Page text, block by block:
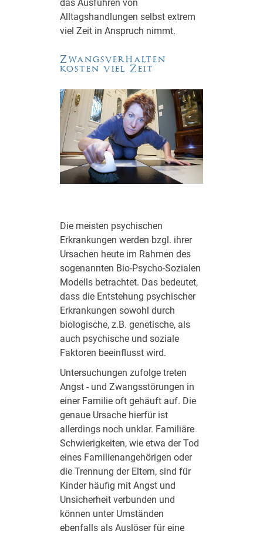
das Ausführen von
Alltagshandlungen selbst extrem
viel Zeit in Anspruch nimmt.
Zwangsverhalten
kosten viel Zeit
Die meisten psychischen
Erkrankungen werden bzgl. ihrer
Ursachen heute im Rahmen des
sogenannten Bio-Psycho-Sozialen
Modells betrachtet. Das bedeutet,
dass die Entstehung psychischer
Erkrankungen sowohl durch
biologische, z.B. genetische, als
auch psychische und soziale
Faktoren beeinflusst wird.
Untersuchungen zufolge treten
Angst - und Zwangsstörungen in
einer Familie oft gehäuft auf. Die
genaue Ursache hierfür ist
allerdings noch unklar. Familiäre
Schwierigkeiten, wie etwa der Tod
eines Familienangehörigen oder
die Trennung der Eltern, sind für
Kinder häufig mit Angst und
Unsicherheit verbunden und
können unter Umständen
ebenfalls als Auslöser für eine